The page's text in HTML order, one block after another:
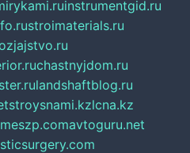
instrumentgid.ru
stroimaterials.ru
chastnyjdom.ru
landshaftblog.ru
stroysnami.kzlcna.kz
avtoguru.net